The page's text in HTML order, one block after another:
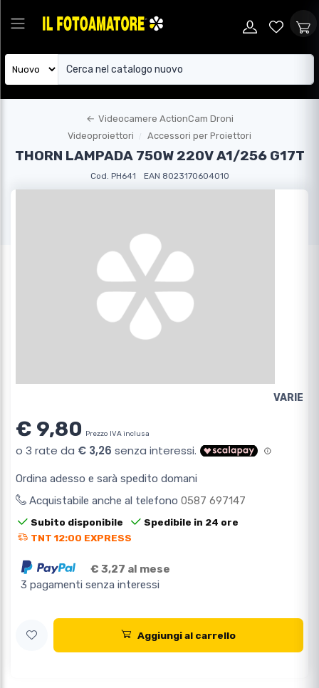
← Videocamere ActionCam Droni
Videoproiettori
Accessori per Proiettori
THORN LAMPADA 750W 220V A1/256 G17T
Cod. PH641 EAN 8023170604010
VARIE
€ 9,80 Prezzo IVA inclusa
Ordina adesso e sarà spedito domani
Acquistabile anche al telefono 0587 697147
Subito disponibile
Spedibile in 24 ore
TNT 12:00 EXPRESS
€ 3,27 al mese
3 pagamenti senza interessi
Aggiungi al carrello